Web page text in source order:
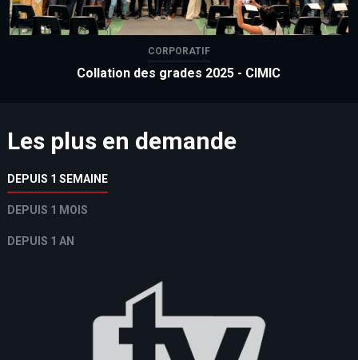
CORPORATIF
Collation des grades 2025 - CIMIC
Les plus en demande
DEPUIS 1 SEMAINE
DEPUIS 1 MOIS
DEPUIS 1 AN